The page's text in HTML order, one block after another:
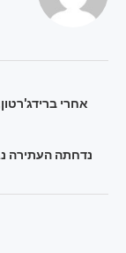
אחרי
נדחתה העתירה